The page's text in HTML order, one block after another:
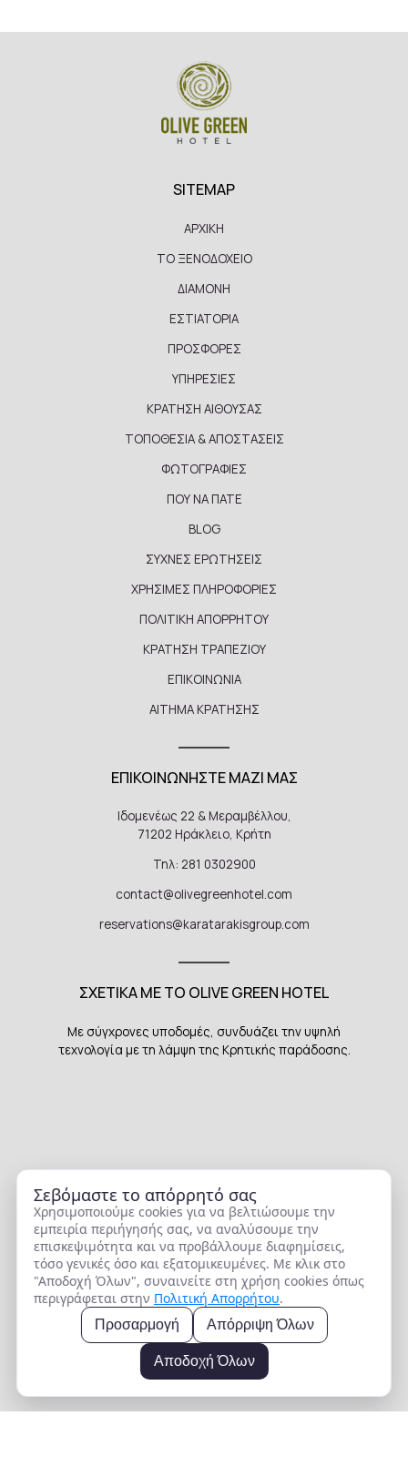
SITEMAP
ΑΡΧΙΚΗ
ΤΟ ΞΕΝΟΔΟΧΕΙΟ
ΔΙΑΜΟΝΗ
ΕΣΤΙΑΤΟΡΙΑ
ΠΡΟΣΦΟΡΕΣ
ΥΠΗΡΕΣΙΕΣ
ΚΡΑΤΗΣΗ ΑΙΘΟΥΣΑΣ
ΤΟΠΟΘΕΣΙΑ & ΑΠΟΣΤΑΣΕΙΣ
ΦΩΤΟΓΡΑΦΙΕΣ
ΠΟΥ ΝΑ ΠΑΤΕ
BLOG
ΣΥΧΝΕΣ ΕΡΩΤΗΣΕΙΣ
ΧΡΗΣΙΜΕΣ ΠΛΗΡΟΦΟΡΙΕΣ
ΠΟΛΙΤΙΚΗ ΑΠΟΡΡΗΤΟΥ
ΚΡΑΤΗΣΗ ΤΡΑΠΕΖΙΟΥ
ΕΠΙΚΟΙΝΩΝΙΑ
ΑΙΤΗΜΑ ΚΡΑΤΗΣΗΣ
ΕΠΙΚΟΙΝΩΝΗΣΤΕ ΜΑΖΙ ΜΑΣ
Ιδομενέως 22 & Μεραμβέλλου,
71202 Ηράκλειο, Κρήτη
Τηλ: 281 0302900
contact@olivegreenhotel.com
reservations@karatarakisgroup.com
ΣΧΕΤΙΚΑ ΜΕ ΤΟ OLIVE GREEN HOTEL
Με σύγχρονες υποδομές, συνδυάζει την υψηλή
τεχνολογία με τη λάμψη της Κρητικής παράδοσης.
Σεβόμαστε το απόρρητό σας
Χρησιμοποιούμε cookies για να βελτιώσουμε την
εμπειρία περιήγησής σας, να αναλύσουμε την
επισκεψιμότητα και να προβάλλουμε διαφημίσεις,
τόσο γενικές όσο και εξατομικευμένες. Με κλικ στο
"Αποδοχή Όλων", συναινείτε στη χρήση cookies όπως
περιγράφεται στην Πολιτική Απορρήτου.
Προσαρμογή Απόρριψη Όλων
Αποδοχή Όλων